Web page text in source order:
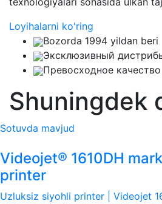
Loyihalarni ko'ring
Bozorda 1994 yildan beri
Эксклюзивный
Превосходное
Shuningdek
Sotuvda mavjud
Videojet® 1610DH
printer
Uzluksiz siyohli printer | Videojet